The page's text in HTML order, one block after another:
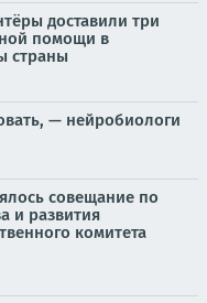
доставили три
помощи в
страны
— нейробиологи
совещание по
и развития
комитета